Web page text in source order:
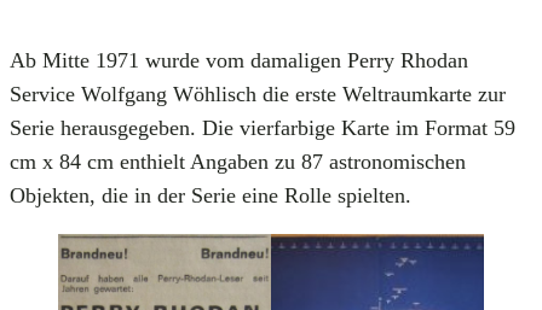
Ab Mitte 1971 wurde vom damaligen Perry Rhodan
Service Wolfgang Wöhlisch die erste Weltraumkarte zur
Serie herausgegeben. Die vierfarbige Karte im Format 59
cm x 84 cm enthielt Angaben zu 87 astronomischen
Objekten, die in der Serie eine Rolle spielten.